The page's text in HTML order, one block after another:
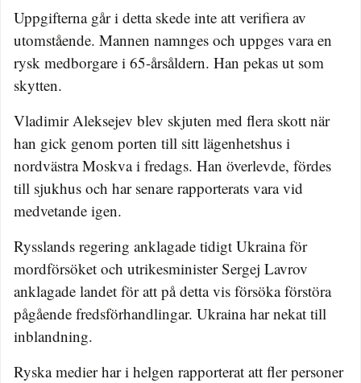
Uppgifterna går i detta skede inte att verifiera av
utomstående. Mannen namnges och uppges vara en
rysk medborgare i 65-årsåldern. Han pekas ut som
skytten.
Vladimir Aleksejev blev skjuten med flera skott när
han gick genom porten till sitt lägenhetshus i
nordvästra Moskva i fredags. Han överlevde, fördes
till sjukhus och har senare rapporterats vara vid
medvetande igen.
Rysslands regering anklagade tidigt Ukraina för
mordförsöket och utrikesminister Sergej Lavrov
anklagade landet för att på detta vis försöka förstöra
pågående fredsförhandlingar. Ukraina har nekat till
inblandning.
Ryska medier har i helgen rapporterat att fler personer